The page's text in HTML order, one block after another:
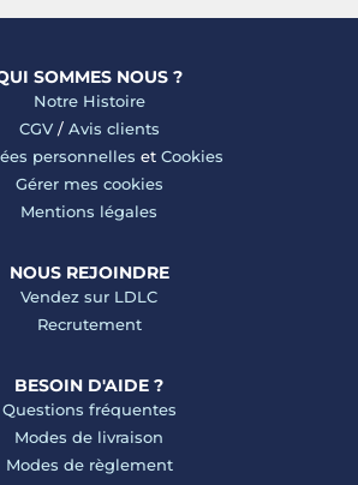
SOMMES NOUS ?
Notre Histoire
CGV/ Avis clients
personnelles et Cookies
Gérer mes cookies
Mentions légales
NOUS REJOINDRE
Vendez sur LDLC
Recrutement
BESOIN D'AIDE ?
Questions fréquentes
Modes de livraison
Modes de règlement